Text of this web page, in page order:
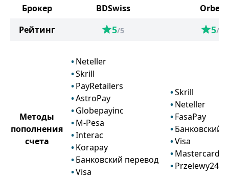
Брокер BDSwiss
Orbex
Рейтинг
5/5 5/5
Методы
пополнения
счета
Neteller
Skrill
PayRetailers
AstroPay
Globepayinc
M-Pesa
Interac
Korapay
Банковский перевод
Visa
Skrill
Neteller
FasaPay
Банковский
Visa
Mastercard
Przelewy24